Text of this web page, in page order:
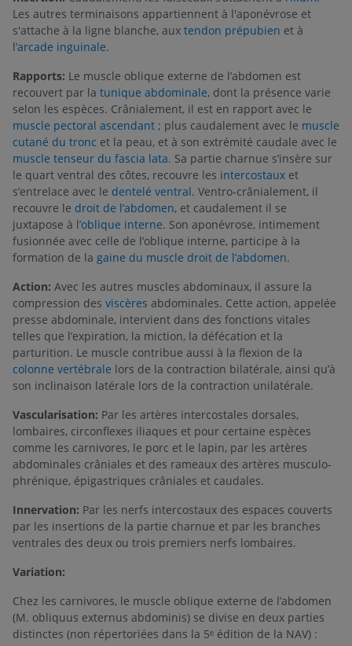
Les autres terminaisons appartiennent à l'aponévrose et
s'attache à la ligne blanche, aux tendon prépubien et à
l’arcade inguinale.
Rapports: Le muscle oblique externe de l’abdomen est
recouvert par la tunique abdominale, dont la présence varie
selon les espèces. Crânialement, il est en rapport avec le
muscle pectoral ascendant ; plus caudalement avec le muscle
cutané du tronc et la peau, et à son extrémité caudale avec le
muscle tenseur du fascia lata. Sa partie charnue s’insère sur
le quart ventral des côtes, recouvre les intercostaux et
s’entrelace avec le dentelé ventral. Ventro-crânialement, il
recouvre le droit de l’abdomen, et caudalement il se
juxtapose à l’oblique interne. Son aponévrose, intimement
fusionnée avec celle de l’oblique interne, participe à la
formation de la gaine du muscle droit de l’abdomen.
Action: Avec les autres muscles abdominaux, il assure la
compression des viscères abdominales. Cette action, appelée
presse abdominale, intervient dans des fonctions vitales
telles que l’expiration, la miction, la défécation et la
parturition. Le muscle contribue aussi à la flexion de la
colonne vertébrale lors de la contraction bilatérale, ainsi qu’à
son inclinaison latérale lors de la contraction unilatérale.
Vascularisation: Par les artères intercostales dorsales,
lombaires, circonflexes iliaques et pour certaine espèces
comme les carnivores, le porc et le lapin, par les artères
abdominales crâniales et des rameaux des artères musculo-
phrénique, épigastriques crâniales et caudales.
Innervation: Par les nerfs intercostaux des espaces couverts
par les insertions de la partie charnue et par les branches
ventrales des deux ou trois premiers nerfs lombaires.
Variation:
Chez les carnivores, le muscle oblique externe de l’abdomen
(M. obliquus externus abdominis) se divise en deux parties
distinctes (non répertoriées dans la 5ᵉ édition de la NAV) :